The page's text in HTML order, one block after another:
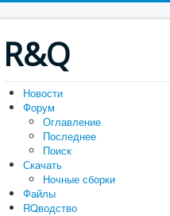
R&Q
Новости
Форум
Оглавление
Последнее
Поиск
Скачать
Ночные сборки
Файлы
RQводство